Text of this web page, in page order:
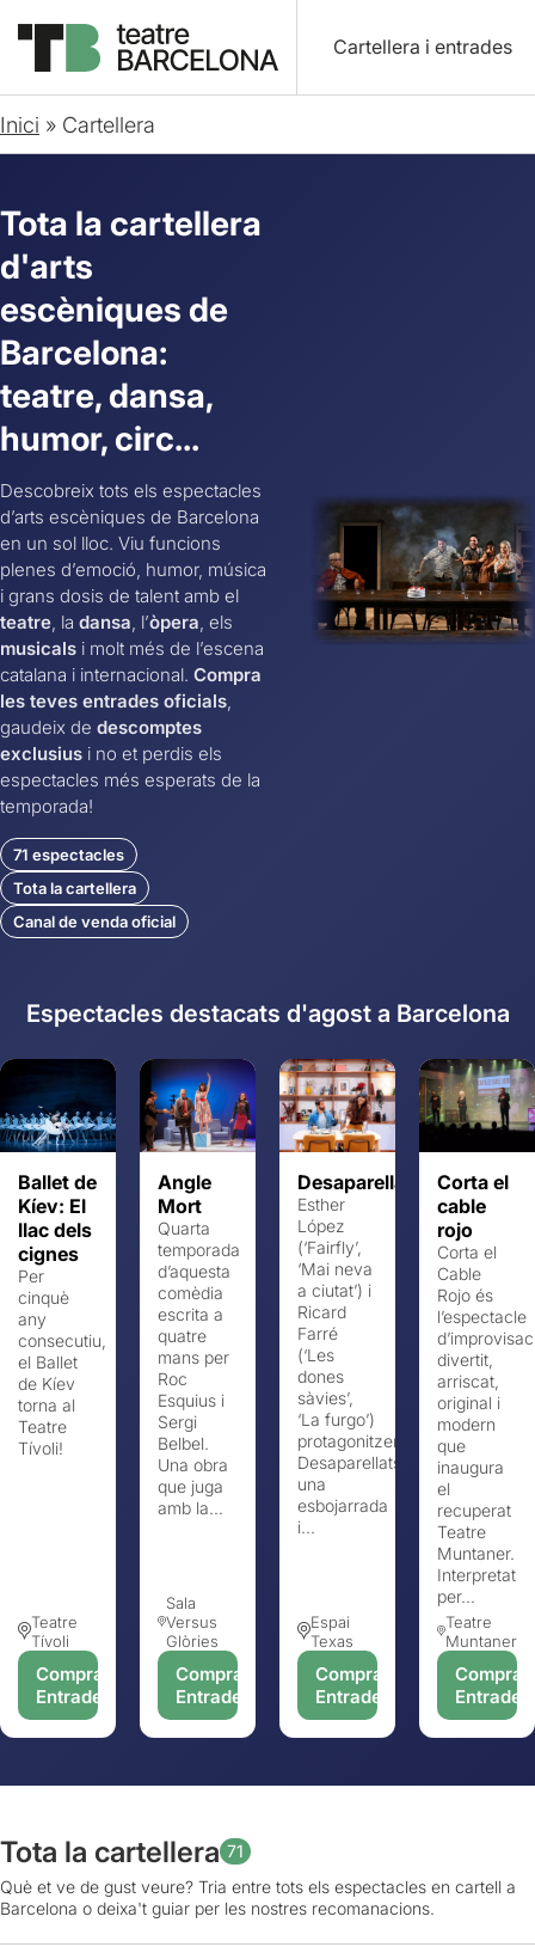
Cartellera i entrades
Inici » Cartellera
Tota la cartellera
d'arts
escèniques de
Barcelona:
teatre, dansa,
humor, circ...
Descobreix tots els espectacles
d’arts escèniques de Barcelona
en un sol lloc. Viu funcions
plenes d’emoció, humor, música
i grans dosis de talent amb el
teatre, la dansa, l’òpera, els
musicals i molt més de l’escena
catalana i internacional. Compra
les teves entrades oficials,
gaudeix de descomptes
exclusius i no et perdis els
espectacles més esperats de la
temporada!
71 espectacles
Tota la cartellera
Canal de venda oficial
Espectacles destacats d'agost a Barcelona
Ballet de
Kíev: El
llac dels
cignes
Per
cinquè
any
consecutiu,
el Ballet
de Kíev
torna al
Teatre
Tívoli!
Teatre
Tívoli
Comprar
Entrades
Angle
Mort
Quarta
temporada
d’aquesta
comèdia
escrita a
quatre
mans per
Roc
Esquius i
Sergi
Belbel.
Una obra
que juga
amb la...
Sala
Versus
Glòries
Comprar
Entrades
Desaparellats
Esther
López
(‘Fairfly’,
‘Mai neva
a ciutat’) i
Ricard
Farré
(‘Les
dones
sàvies’,
‘La furgo’)
protagonitzen
Desaparellats,
una
esbojarrada
i...
Espai
Texas
Comprar
Entrades
Corta el
cable
rojo
Corta el
Cable
Rojo és
l’espectacle
divertit,
arriscat,
original i
modern
que
inaugura
el
recuperat
Teatre
Muntaner.
Interpretat
per...
Teatre
Muntaner
Comprar
Entrades
Tota la cartellera 71
Què et ve de gust veure? Tria entre tots els espectacles en cartell a
Barcelona o deixa't guiar per les nostres recomanacions.